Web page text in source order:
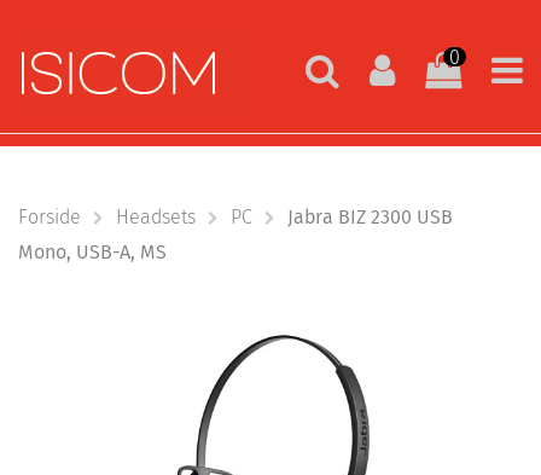
0
Forside Headsets PC
Jabra BIZ 2300 USB
Mono, USB-A, MS